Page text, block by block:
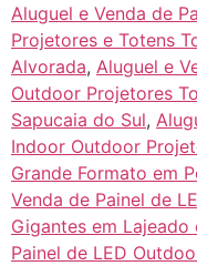
Aluguel e Venda de
Projetores e Totens
Alvorada, Aluguel e
Outdoor Projetores
Sapucaia do Sul,
Indoor Outdoor
Grande Formato em
Venda de Painel de
Gigantes em Lajeado
Painel de LED